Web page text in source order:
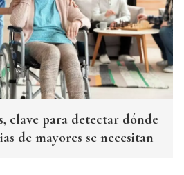
clave para detectar dónde
de mayores se necesitan